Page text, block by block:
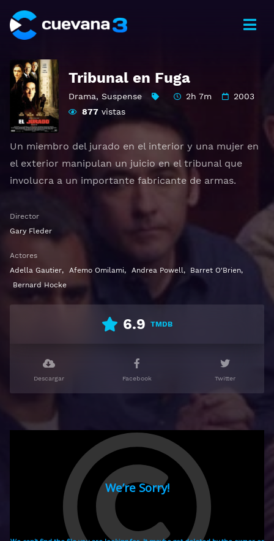
Tribunal en Fuga
Drama, Suspense 2h 7m
2003
877 vistas
Un miembro del jurado en el interior y una mujer en
el exterior manipulan un juicio en el tribunal que
involucra a un importante fabricante de armas.
Ver Runaway Jury Gratis HD 1080p 720p | Idioma
español latino, subtitulado, castellano
Director
Gary Fleder
Actores
Adella Gautier, Afemo Omilami, Andrea Powell, Barret O'Brien,
Bernard Hocke
6.9 TMDB
Descargar Facebook Twitter